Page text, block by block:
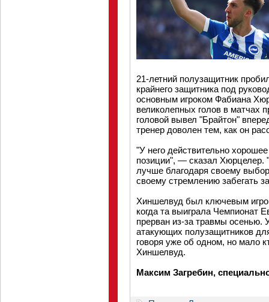
21-летний полузащитник
крайнего защитника под
основным игроком Фабиана
великолепных голов в матчах
головой вывел "Брайтон"
тренер доволен тем, как он
"У него действительно
позиции", — сказал Хюрцелер.
лучше благодаря своему
своему стремлению забегать
Хиншелвуд был ключевым
когда та выиграла Чемпионат
прерван из-за травмы осенью.
атакующих полузащитников
говоря уже об одном, но мало
Хиншелвуд.
Максим Загребин,